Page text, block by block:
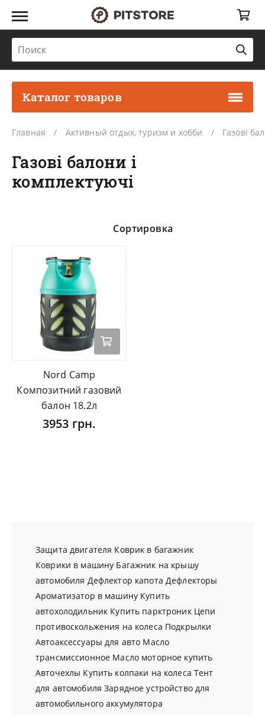
Каталог товаров
Главная Активный отдых, туризм и хобби Газові
Газові балони і
комплектуючі
Сортировка
Nord Camp
Композитний газовий
балон 18.2л
3953 грн.
Защита двигателя Коврик в багажник
Коврики в машину Багажник на крышу
автомобиля Дефлектор капота Дефлекторы
Ароматизатор в машину Купить
автохолодильник Купить парктроник Цепи
противоскольжения на колеса Подкрылки
Автоаксессуары для авто Масло
трансмиссионное Масло моторное купить
Авточехлы Купить колпаки на колеса Тент
для автомобиля Зарядное устройство для
автомобильного аккумулятора